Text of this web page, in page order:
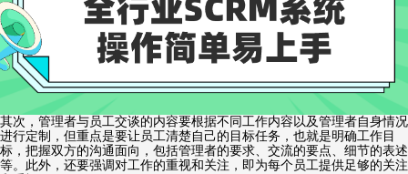
其次，管理者与员工交谈的内容要根据不同工作内容以及管理者自身情况
进行定制，但重点是要让员工清楚自己的目标任务，也就是明确工作目
标，把握双方的沟通面向，包括管理者的要求、交流的要点、细节的表述
等。此外，还要强调对工作的重视和关注，即为每个员工提供足够的关注